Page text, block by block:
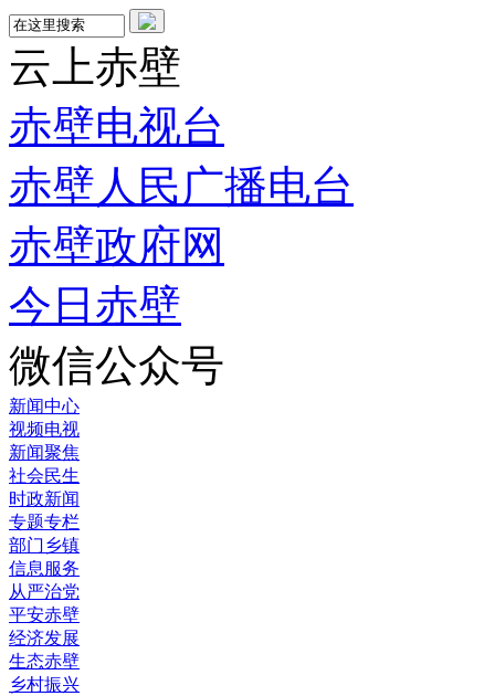
云上赤壁
赤壁电视台
赤壁人民广播电台
赤壁政府网
今日赤壁
微信公众号
新闻中心
视频电视
新闻聚焦
社会民生
时政新闻
专题专栏
部门乡镇
信息服务
从严治党
平安赤壁
经济发展
生态赤壁
乡村振兴